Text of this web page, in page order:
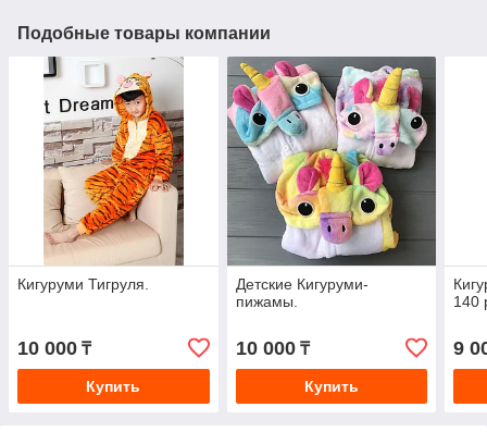
Подобные товары компании
Кигуруми Тигруля.
10 000 ₸
Купить
Детские Кигуруми-
пижамы.
10 000₸
Купить
140
9